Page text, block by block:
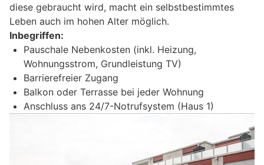
diese gebraucht wird, macht ein selbstbestimmtes
Leben auch im hohen Alter möglich.
Inbegriffen:
Pauschale Nebenkosten (inkl. Heizung,
Wohnungsstrom, Grundleistung TV)
Barrierefreier Zugang
Balkon oder Terrasse bei jeder Wohnung
Anschluss ans 24/7-Notrufsystem (Haus 1)